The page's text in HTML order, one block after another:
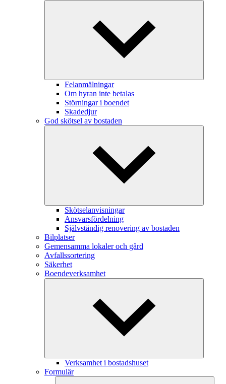
Felanmälningar
Om hyran inte betalas
Störningar i boendet
Skadedjur
God skötsel av bostaden
Skötselanvisningar
Ansvarsfördelning
Självständig renovering av bostaden
Bilplatser
Gemensamma lokaler och gård
Avfallssortering
Säkerhet
Boendeverksamhet
Verksamhet i bostadshuset
Formulär